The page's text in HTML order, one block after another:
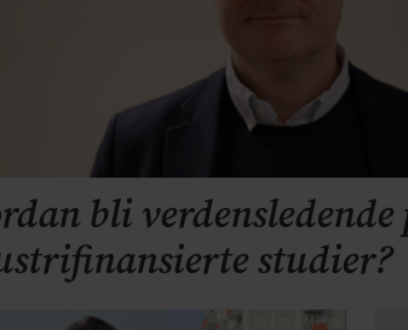
bli verdensledende
studier?